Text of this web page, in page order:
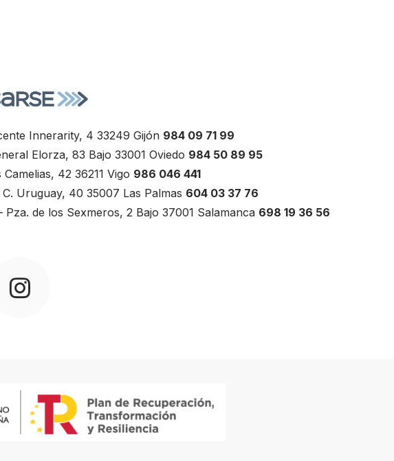
Innerarity, 4 33249 Gijón 984 09 71 99
Elorza, 83 Bajo 33001 Oviedo 984 50 89 95
Camelias, 42 36211 Vigo 986 046 441
C. Uruguay, 40 35007 Las Palmas 604 03 37 76
Pza. de los Sexmeros, 2 Bajo 37001 Salamanca 698 19 36 56